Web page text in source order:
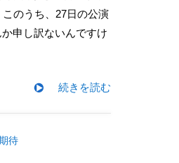
のうち、27日の公演
申し訳ないんですけ
続きを読む
待